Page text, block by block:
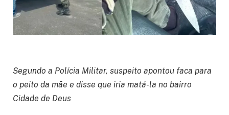
Segundo a Polícia Militar, suspeito apontou faca para
o peito da mãe e disse que iria matá-la no bairro
Cidade de Deus